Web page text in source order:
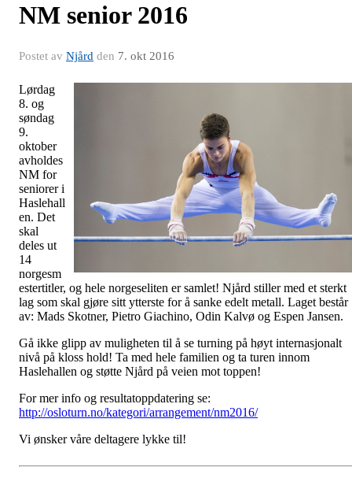
NM senior 2016
Postet av Njård den 7. okt 2016
Lørdag
8. og
søndag
9.
oktober
avholdes
NM for
seniorer i
Haslehall
en. Det
skal
deles ut
14
norgesm
estertitler, og hele norgeseliten er samlet! Njård stiller med et sterkt
lag som skal gjøre sitt ytterste for å sanke edelt metall. Laget består
av: Mads Skotner, Pietro Giachino, Odin Kalvø og Espen Jansen.
Gå ikke glipp av muligheten til å se turning på høyt internasjonalt
nivå på kloss hold! Ta med hele familien og ta turen innom
Haslehallen og støtte Njård på veien mot toppen!
For mer info og resultatoppdatering se:
http://osloturn.no/kategori/arrangement/nm2016/
Vi ønsker våre deltagere lykke til!